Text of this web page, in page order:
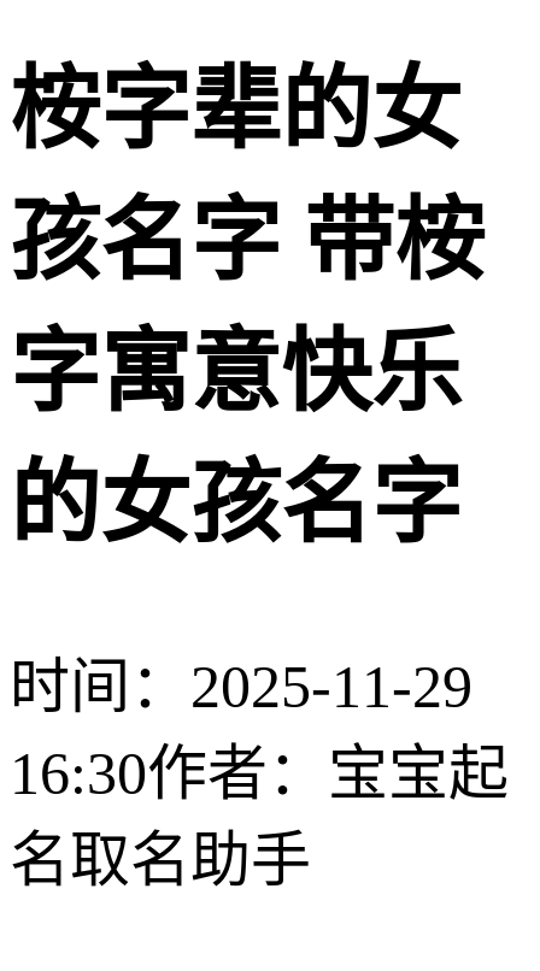
桉字辈的女
孩名字 带桉
字寓意快乐
的女孩名字
时间：2025-11-29
16:30作者：宝宝起
名取名助手